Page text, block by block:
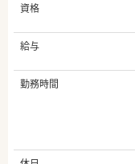
資格
給与
勤務時間